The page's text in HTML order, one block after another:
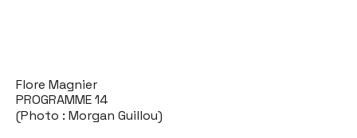
Flore Magnier
PROGRAMME 14
(Photo : Morgan Guillou)